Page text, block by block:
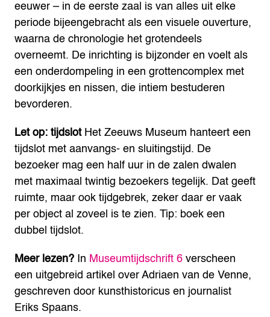
eeuwer – in de eerste zaal is van alles uit elke
periode bijeengebracht als een visuele ouverture,
waarna de chronologie het grotendeels
overneemt. De inrichting is bijzonder en voelt als
een onderdompeling in een grottencomplex met
doorkijkjes en nissen, die intiem bestuderen
bevorderen.
Let op: tijdslot Het Zeeuws Museum hanteert een
tijdslot met aanvangs- en sluitingstijd. De
bezoeker mag een half uur in de zalen dwalen
met maximaal twintig bezoekers tegelijk. Dat geeft
ruimte, maar ook tijdgebrek, zeker daar er vaak
per object al zoveel is te zien. Tip: boek een
dubbel tijdslot.
Meer lezen? In Museumtijdschrift 6verscheen
een uitgebreid artikel over Adriaen van de Venne,
geschreven door kunsthistoricus en journalist
Eriks Spaans.